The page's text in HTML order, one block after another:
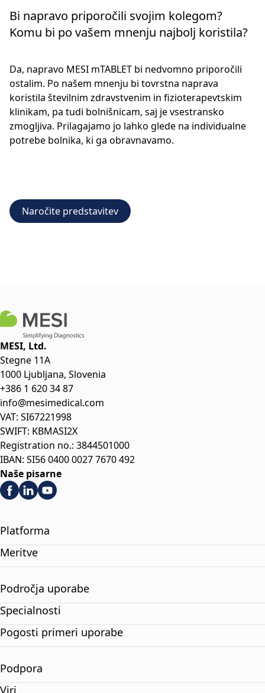
Bi napravo priporočili svojim kolegom?
Komu bi po vašem mnenju najbolj koristila?
Da, napravo MESI mTABLET bi nedvomno priporočili
ostalim. Po našem mnenju bi tovrstna naprava
koristila številnim zdravstvenim in fizioterapevtskim
klinikam, pa tudi bolnišnicam, saj je vsestransko
zmogljiva. Prilagajamo jo lahko glede na individualne
potrebe bolnika, ki ga obravnavamo.
Naročite predstavitev
MESI, Ltd.
Stegne 11A
1000 Ljubljana, Slovenia
+386 1 620 34 87
info@mesimedical.com
VAT: SI67221998
SWIFT: KBMASI2X
Registration no.: 3844501000
IBAN: SI56 0400 0027 7670 492
Naše pisarne
Platforma
Meritve
Področja uporabe
Specialnosti
Pogosti primeri uporabe
Podpora
Viri